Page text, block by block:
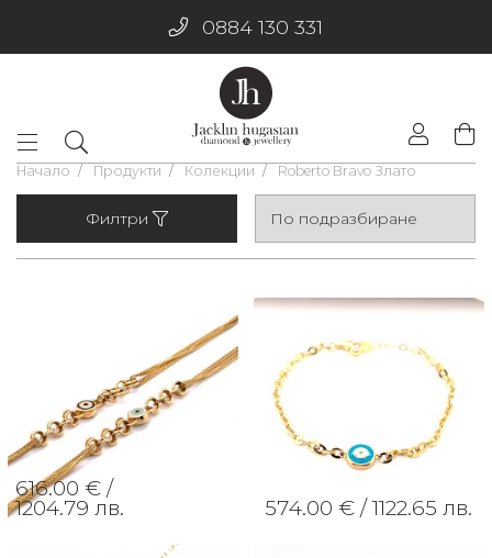
0884 130 331
Начало Продукти Колекции Roberto Bravo Злато
Филтри
616.00 € /
1204.79 лв. 574.00 € / 1122.65 лв.